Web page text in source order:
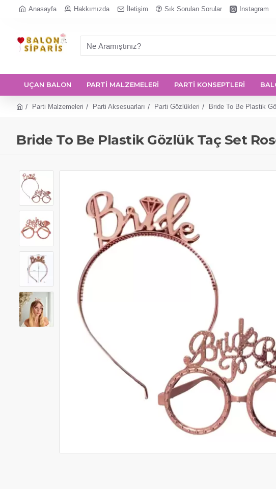
Anasayfa Hakkımızda İletişim Sık Sorulan Sorular Instagram
UÇAN BALON PARTİ MALZEMELERİ PARTİ KONSEPTLERİ
Parti Malzemeleri Parti Aksesuarları Parti Gözlükleri Bride To Be Plastik
Bride To Be Plastik Gözlük Taç Set